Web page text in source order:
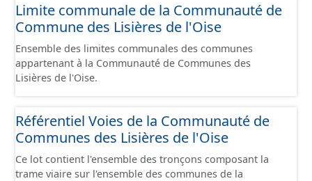
diverses : - SAGE, - GEMA (Gestion des Milieux
Aquatiques) - Ruissellement. Le ou les périmètres du
données.
Limite communale de la Communauté de
Commune des Lisières de l'Oise
Ensemble des limites communales des communes
appartenant à la Communauté de Communes des
Lisières de l'Oise.
Référentiel Voies de la Communauté de
Communes des Lisières de l'Oise
Ce lot contient l'ensemble des tronçons composant la
trame viaire sur l'ensemble des communes de la